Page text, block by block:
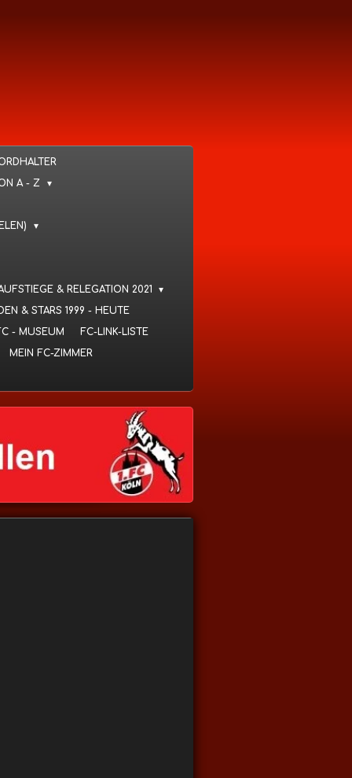
A - Z
& RELEGATION 2021
& STARS 1999 - HEUTE
- MUSEUM
FC-LINK-LISTE
MEIN FC-ZIMMER